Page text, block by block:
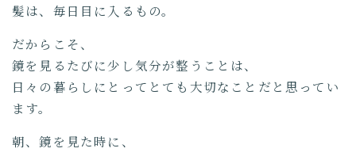
髪は、毎日目に入るもの。
だからこそ、
鏡を見るたびに少し気分が整うことは、
日々の暮らしにとってとても大切なことだと思ってい
ます。
朝、鏡を見た時に、